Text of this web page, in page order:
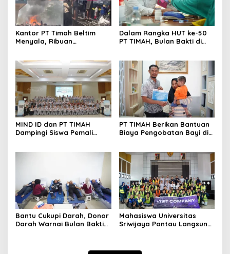
Kantor PT Timah Beltim
Menyala, Ribuan
Mata
Dalam Rangka HUT ke-50
PT TIMAH, Bulan Bakti di
Layanan Kesehatan Gratis
MIND ID dan PT TIMAH
Dampingi Siswa Pemali
PT TIMAH Berikan Bantuan
Biaya Pengobatan Bayi di
Bantu Cukupi Darah, Donor
Darah Warnai Bulan Bakti
Mahasiswa Universitas
Sriwijaya Pantau Langsung